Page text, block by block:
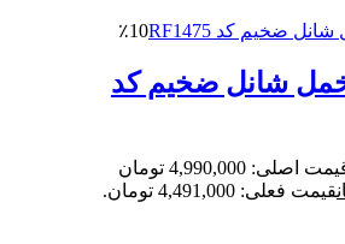
٪10
شانل ضخیم کد
قیمت اصلی: 4,990,000 تومان
قیمت فعلی: 4,491,000 تومان.